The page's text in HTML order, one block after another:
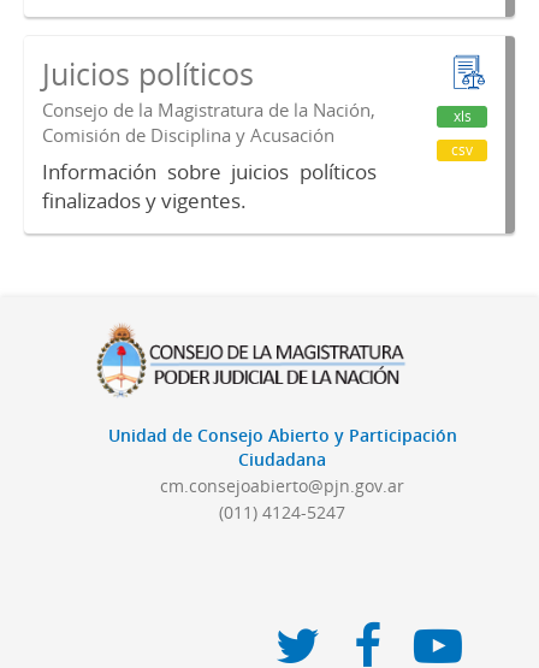
Juicios políticos
Consejo de la Magistratura de la Nación,
Comisión de Disciplina y Acusación
Información sobre juicios políticos
finalizados y vigentes.
xls
csv
Unidad de Consejo Abierto y Participación
Ciudadana
cm.consejoabierto@pjn.gov.ar
(011) 4124-5247